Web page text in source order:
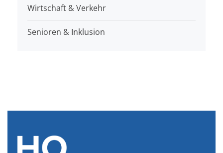
Wirtschaft & Verkehr
Senioren & Inklusion